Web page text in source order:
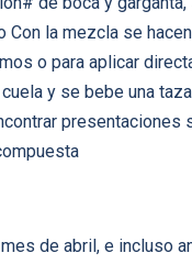
Con la mezcla se
o para aplicar
y se bebe una
de abril, e incluso